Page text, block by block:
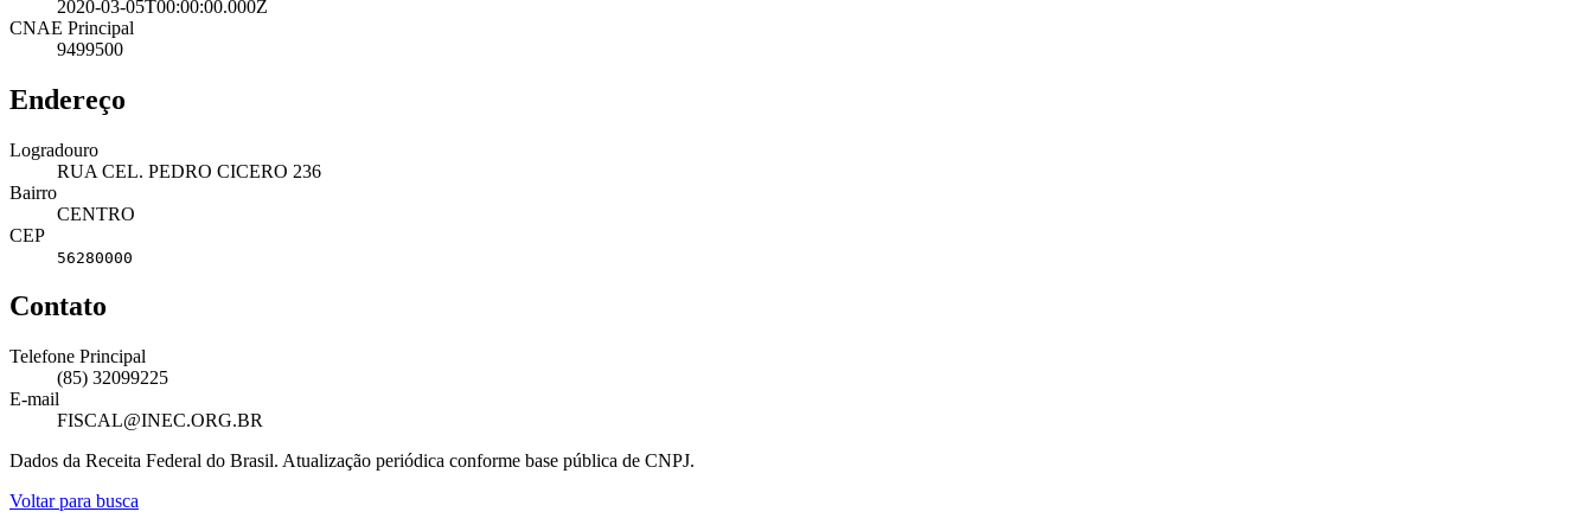
2020-03-05T00:00:00.000Z
CNAE Principal
9499500
Endereço
Logradouro
RUA CEL. PEDRO CICERO 236
Bairro
CENTRO
CEP
56280000
Contato
Telefone Principal
(85) 32099225
E-mail
FISCAL@INEC.ORG.BR
Dados da Receita Federal do Brasil. Atualização periódica conforme base pública de CNPJ.
Voltar para busca